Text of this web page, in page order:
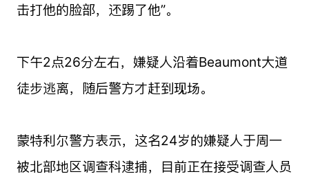
击打他的脸部，还踢了他”。
下午2点26分左右，嫌疑人沿着Beaumont大道
徒步逃离，随后警方才赶到现场。
蒙特利尔警方表示，这名24岁的嫌疑人于周一
被北部地区调查科逮捕，目前正在接受调查人员